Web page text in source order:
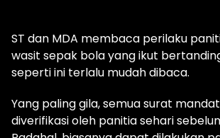
ST dan MDA membaca perilaku
wasit sepak bola yang ikut
seperti ini terlalu mudah dibaca.
Yang paling gila, semua surat
diverifikasi oleh panitia sehari